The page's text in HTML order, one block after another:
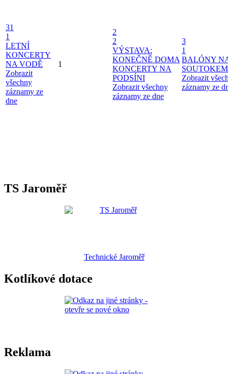
31
1
LETNÍ
KONCERTY
NA VODĚ
Zobrazit
všechny
záznamy ze
dne
1
2
2
VÝSTAVA:
KONEČNĚ DOMA
KONCERTY NA
PODSÍNI
Zobrazit všechny
záznamy ze dne
3
1
BALÓNY
SOUTOKEM
Zobrazit
záznamy ze
TS Jaroměř
Technické Jaroměř
Kotlíkové dotace
Reklama